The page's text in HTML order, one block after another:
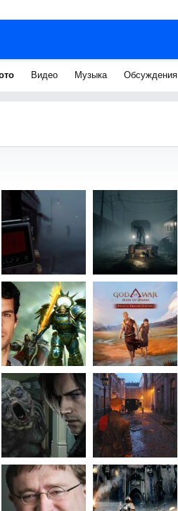
Видео Музыка Обсуждения